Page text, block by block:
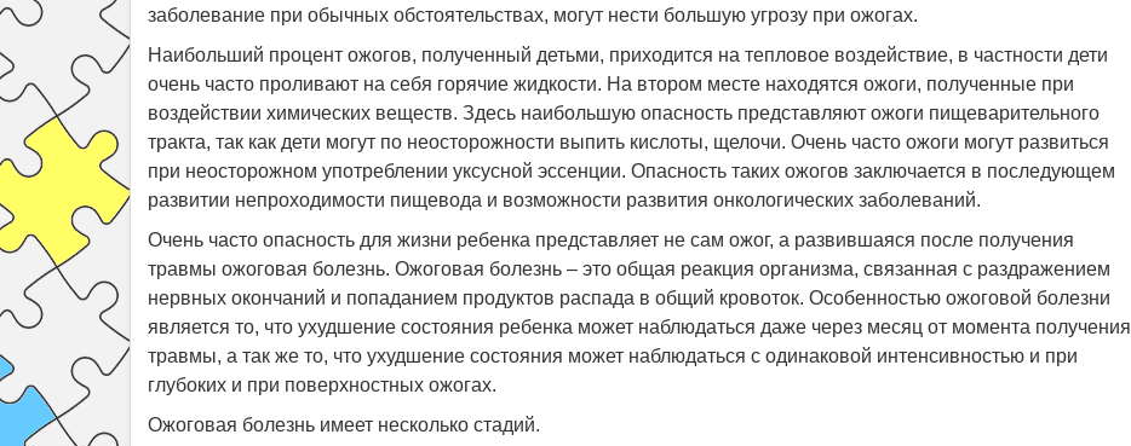
заболевание при обычных обстоятельствах, могут нести большую угрозу при ожогах.
Наибольший процент ожогов, полученный детьми, приходится на тепловое воздействие, в частности дети
очень часто проливают на себя горячие жидкости. На втором месте находятся ожоги, полученные при
воздействии химических веществ. Здесь наибольшую опасность представляют ожоги пищеварительного
тракта, так как дети могут по неосторожности выпить кислоты, щелочи. Очень часто ожоги могут развиться
при неосторожном употреблении уксусной эссенции. Опасность таких ожогов заключается в последующем
развитии непроходимости пищевода и возможности развития онкологических заболеваний.
Очень часто опасность для жизни ребенка представляет не сам ожог, а развившаяся после получения
травмы ожоговая болезнь. Ожоговая болезнь – это общая реакция организма, связанная с раздражением
нервных окончаний и попаданием продуктов распада в общий кровоток. Особенностью ожоговой болезни
является то, что ухудшение состояния ребенка может наблюдаться даже через месяц от момента получения
травмы, а так же то, что ухудшение состояния может наблюдаться с одинаковой интенсивностью и при
глубоких и при поверхностных ожогах.
Ожоговая болезнь имеет несколько стадий.